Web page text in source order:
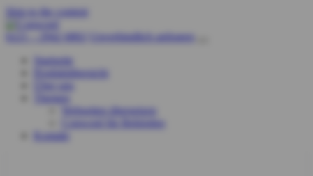
Skip to the content
Unverbindlich anfragen
Startseite
Produktübersicht
Webseiten übersetzen
Conword für Behörden
Kontakt